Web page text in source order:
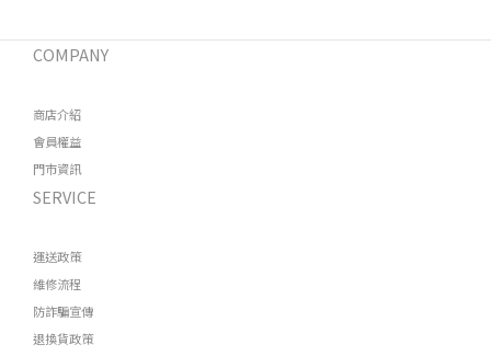
COMPANY
商店介紹
會員權益
門市資訊
SERVICE
運送政策
維修流程
防詐騙宣傳
退換貨政策